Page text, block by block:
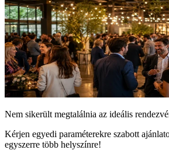
Nem sikerült megtalálnia az ideális
Kérjen egyedi paraméterekre szabott
egyszerre több helyszínre!